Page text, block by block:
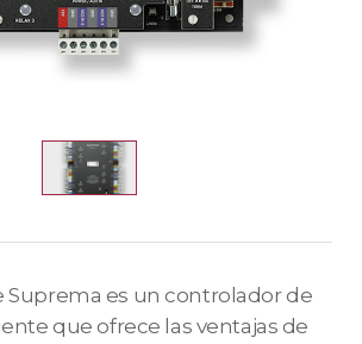
Suprema es un controlador de
que ofrece las ventajas de